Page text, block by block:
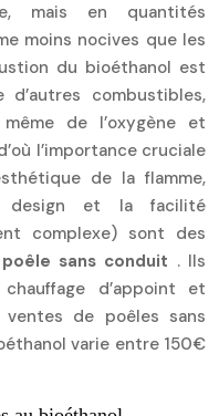
mais en quantités
moins nocives que les
du bioéthanol est
combustibles,
de l’oxygène et
l’importance cruciale
de la flamme,
design et la facilité
complexe) sont des
poêle sans conduit . Ils
d’appoint et
de poêles sans
varie entre 150€